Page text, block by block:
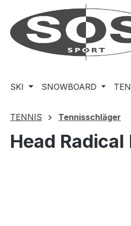
Hauptinhalt springen
Zur Suche springen
Zur Hauptnavigation
SKI SNOWBOARD
TENNIS Tennisschläger
Head